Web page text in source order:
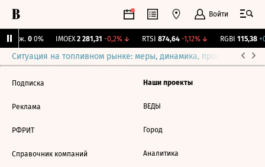
Войти
Бирж. 0 0% IMOEX 2 281,31 -0,2%↓ RTSI 874,64 -1,12%↓ RGBI 115,38
Ситуация на топливном рынке: меры, динамика, прогнозы
Подписка
Реклама
РФРИТ
Справочник компаний
Наши проекты
ВЕДЫ
Город
Аналитика